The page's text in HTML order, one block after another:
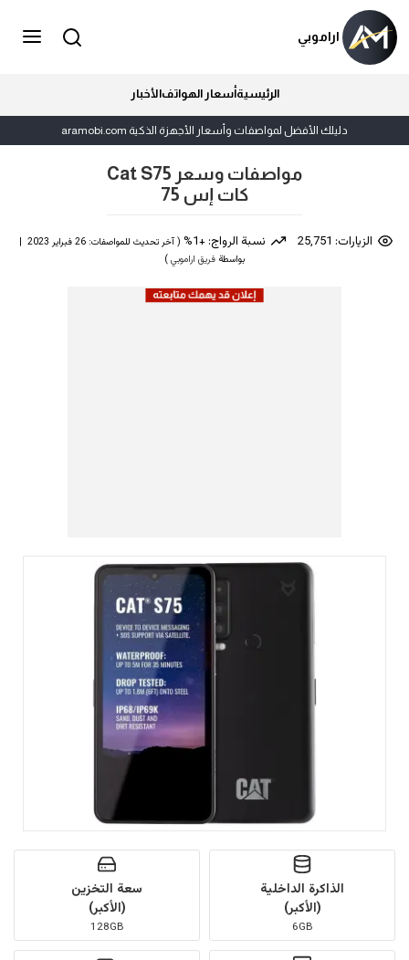
اراموبي
الرئيسيةأسعار الهواتفالأخبار
دليلك الأفضل لمواصفات وأسعار الأجهزة الذكية aramobi.com
مواصفات وسعر Cat S75
كات إس 75
الزيارات: 25,751 نسبة الرواج: +1%
( آخر تحديث للمواصفات: 26 فبراير 2023 |
بواسطة فريق اراموبي)
الذاكرة الداخلية
(الأكبر)
6GB
سعة التخزين
(الأكبر)
128GB